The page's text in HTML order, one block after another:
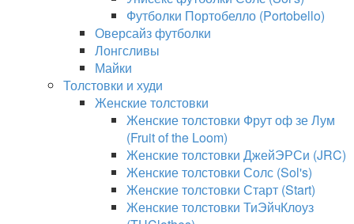
Футболки Портобелло (Portobello)
Оверсайз футболки
Лонгсливы
Майки
Толстовки и худи
Женские толстовки
Женские толстовки Фрут оф зе Лум
(Fruit of the Loom)
Женские толстовки ДжейЭРСи (JRC)
Женские толстовки Солс (Sol's)
Женские толстовки Старт (Start)
Женские толстовки ТиЭйчКлоуз